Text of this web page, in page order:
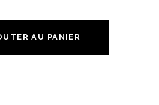
AU PANIER